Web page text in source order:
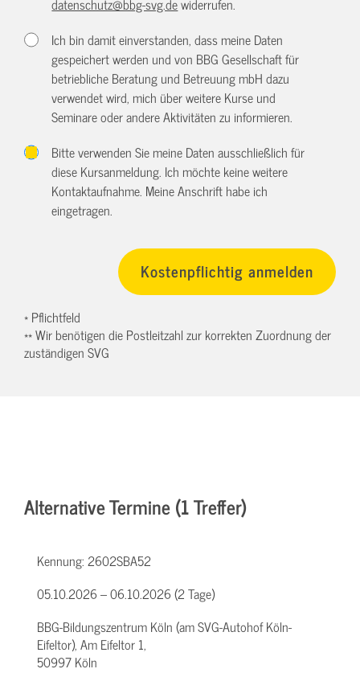
datenschutz@bbg-svg.dewiderrufen.
Ich bin damit einverstanden, dass meine Daten
gespeichert werden und von BBG Gesellschaft für
betriebliche Beratung und Betreuung mbH dazu
verwendet wird, mich über weitere Kurse und
Seminare oder andere Aktivitäten zu informieren.
Bitte verwenden Sie meine Daten ausschließlich für
diese Kursanmeldung. Ich möchte keine weitere
Kontaktaufnahme. Meine Anschrift habe ich
eingetragen.
* Pflichtfeld
** Wir benötigen die Postleitzahl zur korrekten Zuordnung der
zuständigen SVG
Alternative Termine (1 Treffer)
Kennung:2602SBA52
05.10.2026 – 06.10.2026 (2 Tage)
BBG-Bildungszentrum Köln (am SVG-Autohof Köln-
Eifeltor), Am Eifeltor 1,
50997 Köln